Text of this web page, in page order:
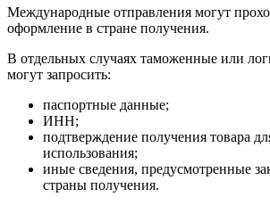
Международные отправления могут
оформление в стране получения.
В отдельных случаях таможенные или
могут запросить:
паспортные данные;
ИНН;
подтверждение получения товара
использования;
иные сведения, предусмотренные
страны получения.